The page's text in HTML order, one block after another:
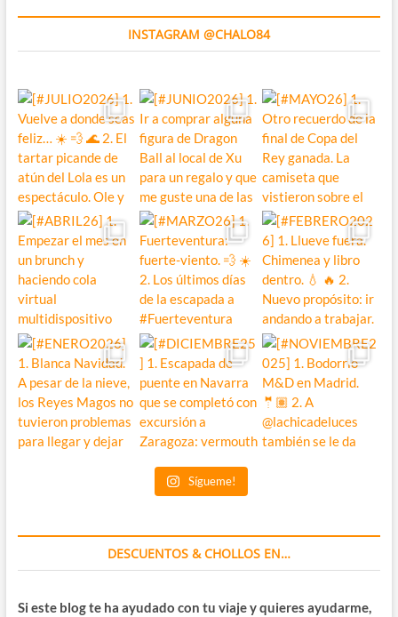
INSTAGRAM @CHALO84
Sígueme!
DESCUENTOS & CHOLLOS EN…
Si este blog te ha ayudado con tu viaje y quieres ayudarme,